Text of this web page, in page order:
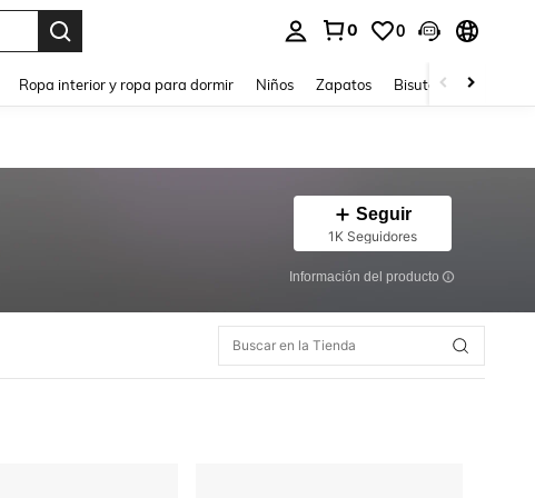
0 0
Ropa interior y ropa para dormir Niños Zapatos Bisutería Y
Seguir
1K Seguidores
Información del producto